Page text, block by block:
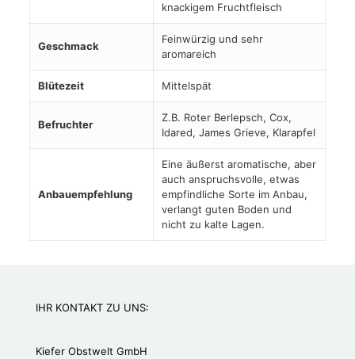
knackigem Fruchtfleisch
Geschmack
Feinwürzig und sehr
aromareich
Blütezeit Mittelspät
Befruchter
Z.B. Roter Berlepsch, Cox,
Idared, James Grieve, Klarapfel
Anbauempfehlung
Eine äußerst aromatische, aber
auch anspruchsvolle, etwas
empfindliche Sorte im Anbau,
verlangt guten Boden und
nicht zu kalte Lagen.
IHR KONTAKT ZU UNS:
Kiefer Obstwelt GmbH